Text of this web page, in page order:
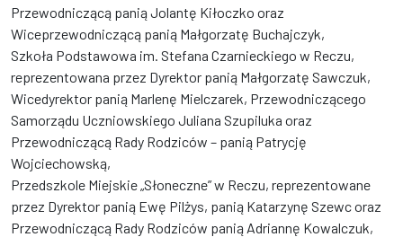
Przewodniczącą panią Jolantę Kiłoczko oraz
Wiceprzewodniczącą panią Małgorzatę Buchajczyk,
Szkoła Podstawowa im. Stefana Czarnieckiego w Reczu,
reprezentowana przez Dyrektor panią Małgorzatę Sawczuk,
Wicedyrektor panią Marlenę Mielczarek, Przewodniczącego
Samorządu Uczniowskiego Juliana Szupiluka oraz
Przewodniczącą Rady Rodziców – panią Patrycję
Wojciechowską,
Przedszkole Miejskie „Słoneczne” w Reczu, reprezentowane
przez Dyrektor panią Ewę Pilżys, panią Katarzynę Szewc oraz
Przewodniczącą Rady Rodziców panią Adriannę Kowalczuk,